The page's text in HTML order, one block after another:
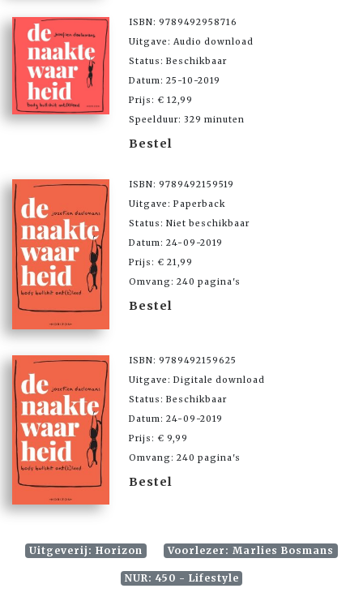
ISBN: 9789492958716
Uitgave: Audio download
Status: Beschikbaar
Datum: 25-10-2019
Prijs: € 12,99
Speelduur: 329 minuten
Bestel
ISBN: 9789492159519
Uitgave: Paperback
Status: Niet beschikbaar
Datum: 24-09-2019
Prijs: € 21,99
Omvang: 240 pagina's
Bestel
ISBN: 9789492159625
Uitgave: Digitale download
Status: Beschikbaar
Datum: 24-09-2019
Prijs: € 9,99
Omvang: 240 pagina's
Bestel
Uitgeverij: Horizon Voorlezer: Marlies Bosmans
NUR: 450 - Lifestyle